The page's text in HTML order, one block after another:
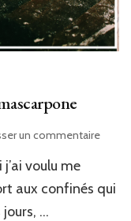
un commentairesur
aux
voulu me
aux confinés qui
…